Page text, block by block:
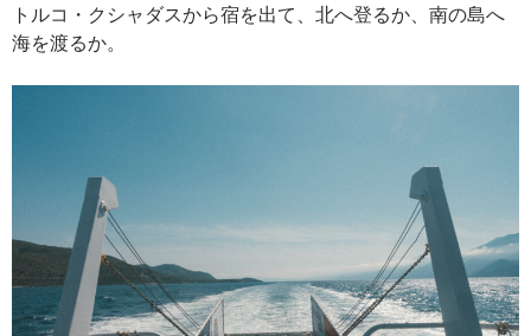
トルコ・クシャダスから宿を出て、北へ登るか、南の島へ
海を渡るか。